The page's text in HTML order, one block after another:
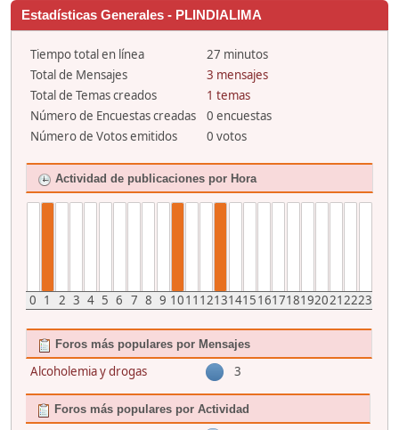
Estadísticas Generales - PLINDIALIMA
Tiempo total en línea
27 minutos
Total de Mensajes
3 mensajes
Total de Temas creados
1 temas
Número de Encuestas creadas
0 encuestas
Número de Votos emitidos
0 votos
Actividad de publicaciones por Hora
0 1 2 3 4 5 6 7 8 9 1011 121314151617181920212223
Foros más populares por Mensajes
Alcoholemia y drogas 3
Foros más populares por Actividad